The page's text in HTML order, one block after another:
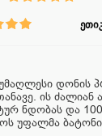
დონის
ის
ნდობას და
უფალმა